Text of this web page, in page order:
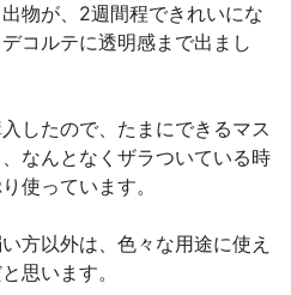
物が、2週間程できれいにな
コルテに透明感まで出まし
したので、たまにできるマス
なんとなくザラついている時
使っています。
方以外は、色々な用途に使え
思います。